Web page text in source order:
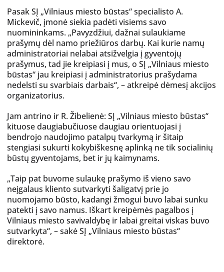
Pasak SĮ „Vilniaus miesto būstas“ specialisto A.
Mickevič, įmonė siekia padėti visiems savo
nuomininkams. „Pavyzdžiui, dažnai sulaukiame
prašymų dėl namo priežiūros darbų. Kai kurie namų
administratoriai nelabai atsižvelgia į gyventojų
prašymus, tad jie kreipiasi į mus, o SĮ „Vilniaus miesto
būstas“ jau kreipiasi į administratorius prašydama
nedelsti su svarbiais darbais“, – atkreipė dėmesį akcijos
organizatorius.
Jam antrino ir R. Žibelienė: SĮ „Vilniaus miesto būstas“
kituose daugiabučiuose daugiau orientuojasi į
bendrojo naudojimo patalpų tvarkymą ir šitaip
stengiasi sukurti kokybiškesnę aplinką ne tik socialinių
būstų gyventojams, bet ir jų kaimynams.
„Taip pat buvome sulaukę prašymo iš vieno savo
neįgalaus kliento sutvarkyti šaligatvį prie jo
nuomojamo būsto, kadangi žmogui buvo labai sunku
patekti į savo namus. Iškart kreipėmės pagalbos į
Vilniaus miesto savivaldybę ir labai greitai viskas buvo
sutvarkyta“, – sakė SĮ „Vilniaus miesto būstas“
direktorė.